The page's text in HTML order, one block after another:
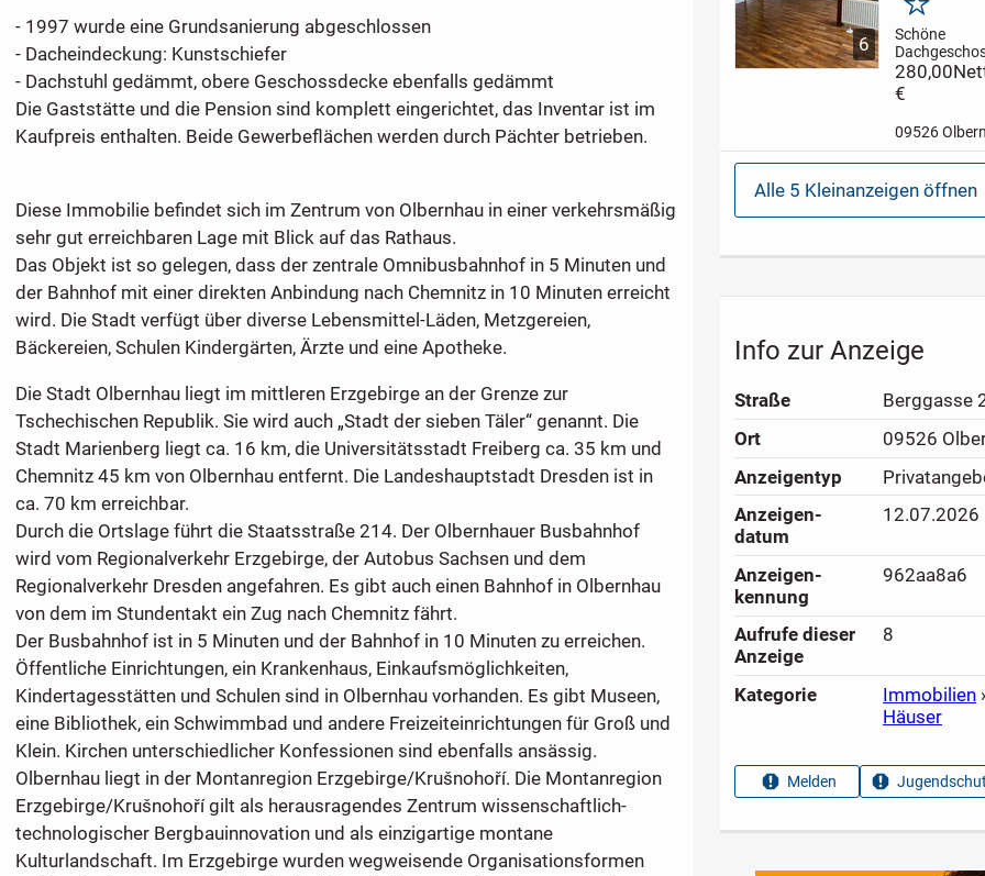
- 1997 wurde eine Grundsanierung abgeschlossen
- Dacheindeckung: Kunstschiefer
- Dachstuhl gedämmt, obere Geschossdecke ebenfalls gedämmt
Die Gaststätte und die Pension sind komplett eingerichtet, das Inventar ist im
Kaufpreis enthalten. Beide Gewerbeflächen werden durch Pächter betrieben.
Diese Immobilie befindet sich im Zentrum von Olbernhau in einer verkehrsmäßig
sehr gut erreichbaren Lage mit Blick auf das Rathaus.
Das Objekt ist so gelegen, dass der zentrale Omnibusbahnhof in 5 Minuten und
der Bahnhof mit einer direkten Anbindung nach Chemnitz in 10 Minuten erreicht
wird. Die Stadt verfügt über diverse Lebensmittel-Läden, Metzgereien,
Bäckereien, Schulen Kindergärten, Ärzte und eine Apotheke.
Die Stadt Olbernhau liegt im mittleren Erzgebirge an der Grenze zur
Tschechischen Republik. Sie wird auch „Stadt der sieben Täler“ genannt. Die
Stadt Marienberg liegt ca. 16 km, die Universitätsstadt Freiberg ca. 35 km und
Chemnitz 45 km von Olbernhau entfernt. Die Landeshauptstadt Dresden ist in
ca. 70 km erreichbar.
Durch die Ortslage führt die Staatsstraße 214. Der Olbernhauer Busbahnhof
wird vom Regionalverkehr Erzgebirge, der Autobus Sachsen und dem
Regionalverkehr Dresden angefahren. Es gibt auch einen Bahnhof in Olbernhau
von dem im Stundentakt ein Zug nach Chemnitz fährt.
Der Busbahnhof ist in 5 Minuten und der Bahnhof in 10 Minuten zu erreichen.
Öffentliche Einrichtungen, ein Krankenhaus, Einkaufsmöglichkeiten,
Kindertagesstätten und Schulen sind in Olbernhau vorhanden. Es gibt Museen,
eine Bibliothek, ein Schwimmbad und andere Freizeiteinrichtungen für Groß und
Klein. Kirchen unterschiedlicher Konfessionen sind ebenfalls ansässig.
Olbernhau liegt in der Montanregion Erzgebirge/Krušnohoří. Die Montanregion
Erzgebirge/Krušnohoří gilt als herausragendes Zentrum wissenschaftlich-
technologischer Bergbauinnovation und als einzigartige montane
Kulturlandschaft. Im Erzgebirge wurden wegweisende Organisationsformen
6
Merken
Schöne
mit offener
Badezimmer
Dusche, WC
zentrale
den
Nahverkehr
280,00
€
09526
Alle 5 Kleinanzeigen öffnen
Info zur Anzeige
Straße
Berggasse
Ort
09526
Anzeigen­typ
Anzeigen­
datum
12.07.2026
Anzeigen­
kennung
962aa8a6
Aufrufe dieser
Anzeige
8
Kategorie Immobilien ›
Häuser
Melden